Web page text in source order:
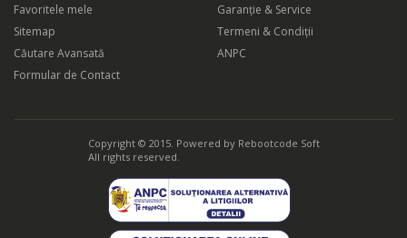
Favoritele mele
Sitemap
Căutare Avansată
Formular de Contact
Garanție & Service
Termeni & Condiții
ANPC
Copyright © 2015. Powered by Rebootcode Soft
All rights reserved.